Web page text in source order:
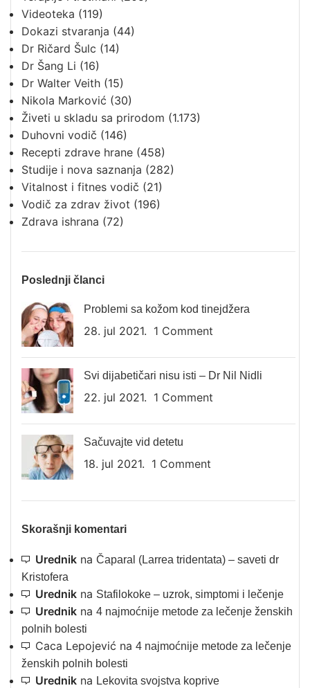
Videoteka (119)
Dokazi stvaranja (44)
Dr Ričard Šulc (14)
Dr Šang Li (16)
Dr Walter Veith (15)
Nikola Marković (30)
Živeti u skladu sa prirodom (1.173)
Duhovni vodič (146)
Recepti zdrave hrane (458)
Studije i nova saznanja (282)
Vitalnost i fitnes vodič (21)
Vodič za zdrav život (196)
Zdrava ishrana (72)
Poslednji članci
Problemi sa kožom kod tinejdžera
28. jul 2021. 1 Comment
Svi dijabetičari nisu isti – Dr Nil Nidli
22. jul 2021. 1 Comment
Sačuvajte vid detetu
18. jul 2021. 1 Comment
Skorašnji komentari
Urednik na Čaparal (Larrea tridentata) – saveti dr
Kristofera
Urednik na Stafilokoke – uzrok, simptomi i lečenje
Urednik na 4 najmoćnije metode za lečenje ženskih
polnih bolesti
Caca Lepojević na 4 najmoćnije metode za lečenje
ženskih polnih bolesti
Urednik na Lekovita svojstva koprive